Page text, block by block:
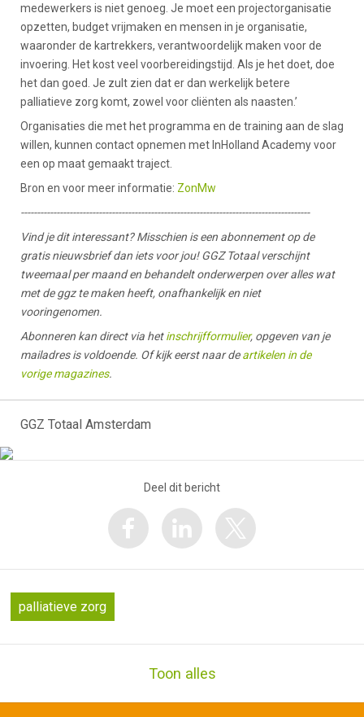
medewerkers is niet genoeg. Je moet een projectorganisatie
opzetten, budget vrijmaken en mensen in je organisatie,
waaronder de kartrekkers, verantwoordelijk maken voor de
invoering. Het kost veel voorbereidingstijd. Als je het doet, doe
het dan goed. Je zult zien dat er dan werkelijk betere
palliatieve zorg komt, zowel voor cliënten als naasten.’
Organisaties die met het programma en de training aan de slag
willen, kunnen contact opnemen met InHolland Academy voor
een op maat gemaakt traject.
Bron en voor meer informatie: ZonMw
-----------------------------------------------------------------------------------------
Vind je dit interessant? Misschien is een abonnement op de
gratis nieuwsbrief dan iets voor jou! GGZ Totaal verschijnt
tweemaal per maand en behandelt onderwerpen over alles wat
met de ggz te maken heeft, onafhankelijk en niet
vooringenomen.
Abonneren kan direct via hetinschrijfformulier, opgeven van je
mailadres is voldoende. Of kijk eerst naar deartikelen in de
vorige magazines.
GGZ Totaal Amsterdam
Deel dit bericht
palliatieve zorg
Toon alles